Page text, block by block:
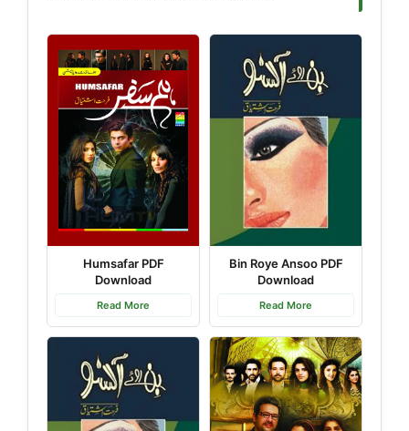
Humsafar PDF
Download
Read More
Bin Roye Ansoo PDF
Download
Read More